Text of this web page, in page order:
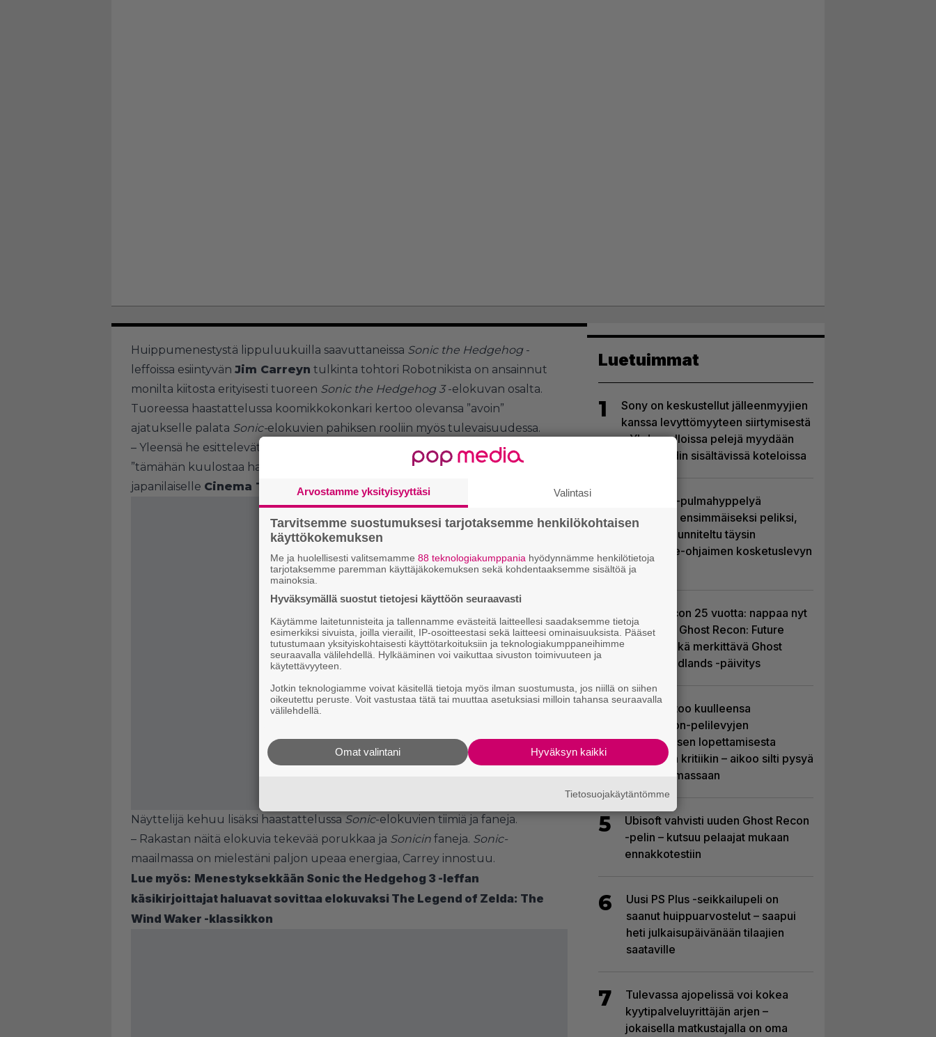
Huippumenestystä lippuluukuilla saavuttaneissa Sonic the Hedgehog -
leffoissa esiintyvän Jim Carreyn tulkinta tohtori Robotnikista on ansainnut
monilta kiitosta erityisesti tuoreen Sonic the Hedgehog 3-elokuvan osalta.
Tuoreessa haastattelussa koomikkokonkari kertoo olevansa ”avoin”
ajatukselle palata Sonic-elokuvien pahiksen rooliin myös tulevaisuudessa.
– Yleensä he esittelevät minulle seuraavan idean, ja jos ajattelen, että
”tämähän kuulostaa hauskalta”, niin sitten teen sen, Carrey kertoo
japanilaiselle Cinema Today -julkaisulle.
Näyttelijä kehuu lisäksi haastattelussa Sonic-elokuvien tiimiä ja faneja.
– Rakastan näitä elokuvia tekevää porukkaa ja Sonicin faneja. Sonic-
maailmassa on mielestäni paljon upeaa energiaa, Carrey innostuu.
Lue myös: Menestyksekkään Sonic the Hedgehog 3 -leffan
käsikirjoittajat haluavat sovittaa elokuvaksi The Legend of Zelda: The
Wind Waker -klassikkon
Luetuimmat
1
Sony on keskustellut jälleenmyyjien
kanssa levyttömyyteen siirtymisestä
– Yhdysvalloissa pelejä myydään
latauskoodin sisältävissä koteloissa
Uutta PS5-pulmahyppelyä
kuvaillaan ensimmäiseksi peliksi,
joka on suunniteltu täysin
DualSense-ohjaimen kosketuslevyn
ympärille
3
Ghost Recon 25 vuotta: nappaa nyt
ilmaiseksi Ghost Recon: Future
Soldier sekä merkittävä Ghost
Recon Wildlands -päivitys
Sony kertoo kuulleensa
PlayStation-pelilevyjen
valmistuksen lopettamisesta
nousseen kritiikin – aikoo silti pysyä
suunnitelmassaan
5
Ubisoft vahvisti uuden Ghost Recon
-pelin – kutsuu pelaajat mukaan
ennakkotestiin
6
Uusi PS Plus -seikkailupeli on
saanut huippuarvostelut – saapui
heti julkaisupäivänään tilaajien
saataville
7
Tulevassa ajopelissä voi kokea
kyytipalveluyrittäjän arjen –
jokaisella matkustajalla on oma
Arvostamme yksityisyyttäsi Valintasi
Tarvitsemme suostumuksesi tarjotaksemme henkilökohtaisen
käyttökokemuksen
Me ja huolellisesti valitsemamme 88 teknologiakumppania hyödynnämme henkilötietoja
tarjotaksemme paremman käyttäjäkokemuksen sekä kohdentaaksemme sisältöä ja
mainoksia.
Hyväksymällä suostut tietojesi käyttöön seuraavasti
Käytämme laitetunnisteita ja tallennamme evästeitä laitteellesi saadaksemme tietoja
esimerkiksi sivuista, joilla vierailit, IP-osoitteestasi sekä laitteesi ominaisuuksista. Pääset
tutustumaan yksityiskohtaisesti käyttötarkoituksiin ja teknologiakumppaneihimme
seuraavalla välilehdellä. Hylkääminen voi vaikuttaa sivuston toimivuuteen ja
käytettävyyteen.
Jotkin teknologiamme voivat käsitellä tietoja myös ilman suostumusta, jos niillä on siihen
oikeutettu peruste. Voit vastustaa tätä tai muuttaa asetuksiasi milloin tahansa seuraavalla
välilehdellä.
Hyväksyn kaikki
Omat valintani
Tietosuojakäytäntömme